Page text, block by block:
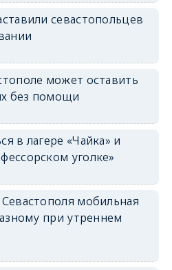
севастопольцев
может оставить
без помощи
в лагере «Чайка» и
уголке»
мобильная
при утреннем